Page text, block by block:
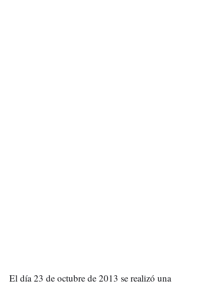
El día 23 de octubre de 2013 se realizó una